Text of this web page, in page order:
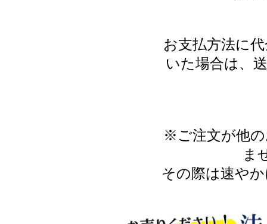
お支払方法に
いた場合は、
※ご注文が他の
ま
その際は速や